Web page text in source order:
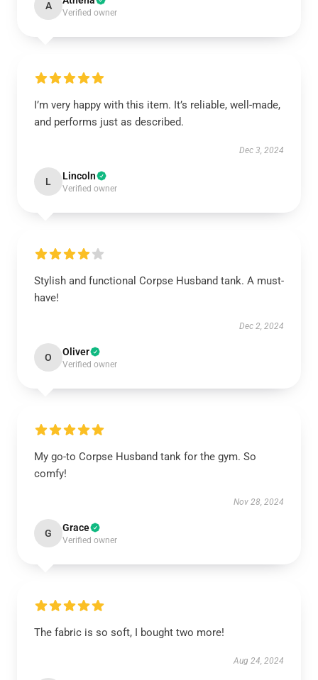
A
Verified owner
I’m very happy with this item. It’s reliable, well-made,
and performs just as described.
Dec 3, 2024
L Lincoln
Verified owner
Stylish and functional Corpse Husband tank. A must-
have!
Dec 2, 2024
O Oliver
Verified owner
My go-to Corpse Husband tank for the gym. So
comfy!
Nov 28, 2024
G Grace
Verified owner
The fabric is so soft, I bought two more!
Aug 24, 2024